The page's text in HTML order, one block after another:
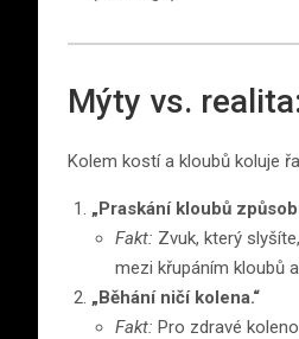
Mýty vs.
Kolem kostí a kloubů koluje
„Praskání kloubů
Fakt: Zvuk, který
mezi křupáním kloubů
„Běhání ničí kolena.“
Fakt: Pro zdravé